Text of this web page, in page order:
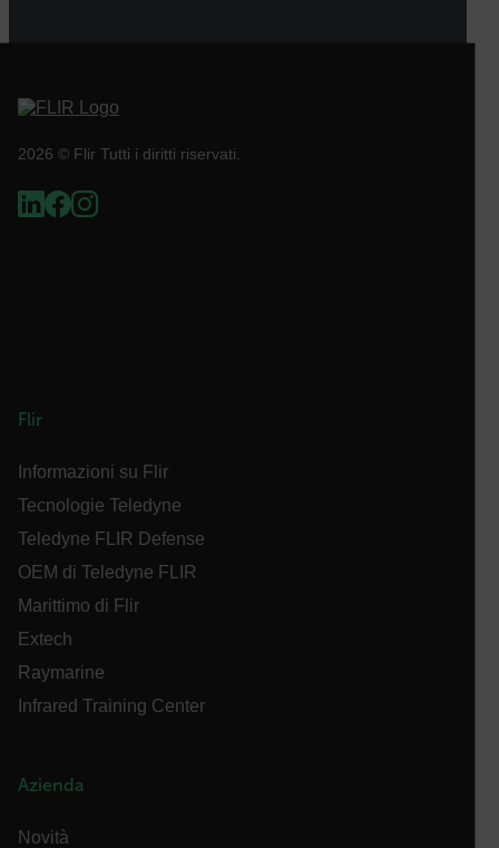
2026 © Flir Tutti i diritti riservati.
Flir
Informazioni su Flir
Tecnologie Teledyne
Teledyne FLIR Defense
OEM di Teledyne FLIR
Marittimo di Flir
Extech
Raymarine
Infrared Training Center
Azienda
Novità
cart_products_oids
customizerChangeKey